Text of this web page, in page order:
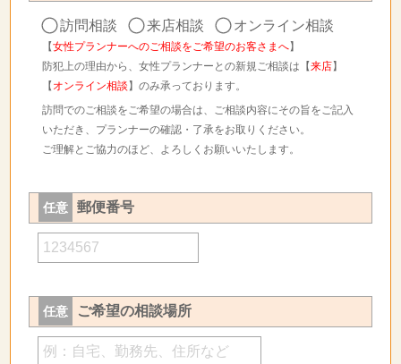
訪問相談 来店相談 オンライン相談
【女性プランナーへのご相談をご希望のお客さまへ】
防犯上の理由から、女性プランナーとの新規ご相談は【来店】
【 オンライン相談 】のみ承っております。
訪問でのご相談をご希望の場合は、ご相談内容にその旨をご記入
いただき、プランナーの確認・了承をお取りください。
ご理解とご協力のほど、よろしくお願いいたします。
任意 郵便番号
任意 ご希望の相談場所